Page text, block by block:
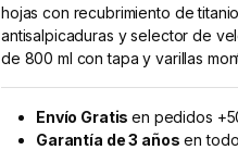
hojas con recubrimiento de
antisalpicaduras y selector de
de 800 ml con tapa y varillas
Envío Gratisen pedidos
Garantía de 3 años en